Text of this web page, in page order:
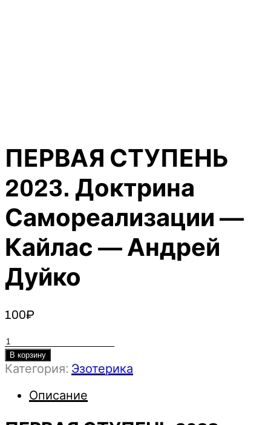
ПЕРВАЯ СТУПЕНЬ
2023. Доктрина
Самореализации —
Кайлас — Андрей
Дуйко
100₽
Количество
товара
ПЕРВАЯ
2023.
В корзину
Категория: Эзотерика
Описание